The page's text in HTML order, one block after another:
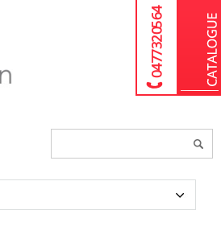
04 77 32 05 64